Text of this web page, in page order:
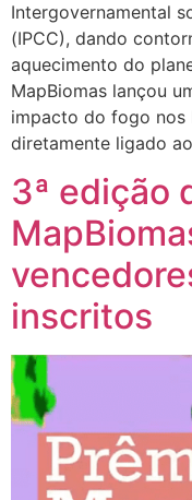
Intergovernamental
(IPCC), dando
aquecimento do
MapBiomas lançou
impacto do fogo nos
diretamente ligado
3ª edição
inscritos